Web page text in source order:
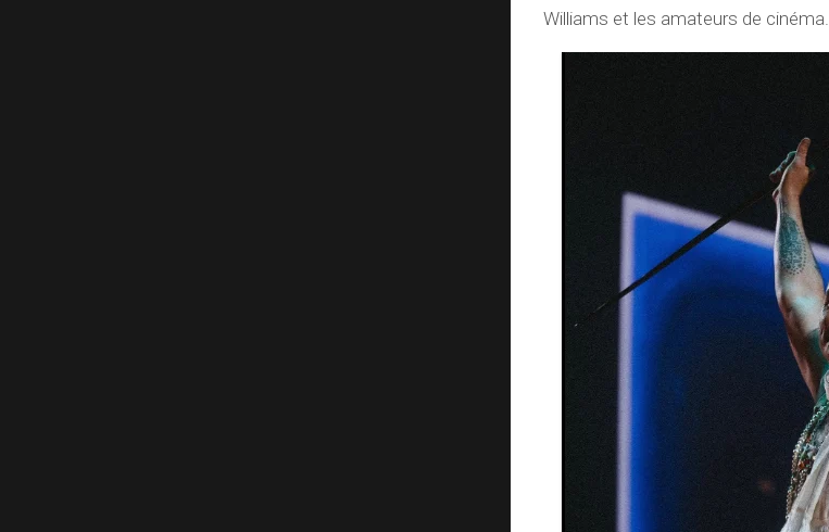
Williams et les amateurs de cinéma.